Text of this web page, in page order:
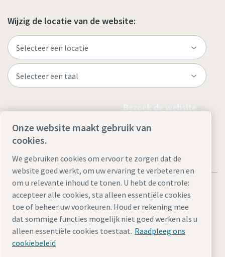
Wijzig de locatie van de website:
Bezoek de website
Juridische kennisgevingen en privacyverklaringen
Cookie-instellingen beheren
Onze website maakt gebruik van
cookies.
We gebruiken cookies om ervoor te zorgen dat de
website goed werkt, om uw ervaring te verbeteren en
om u relevante inhoud te tonen. U hebt de controle:
accepteer alle cookies, sta alleen essentiële cookies
toe of beheer uw voorkeuren. Houd er rekening mee
dat sommige functies mogelijk niet goed werken als u
alleen essentiële cookies toestaat. Raadpleeg ons
cookiebeleid